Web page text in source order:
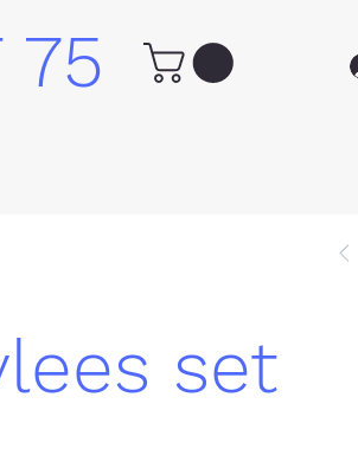
75
set